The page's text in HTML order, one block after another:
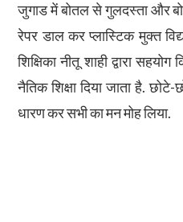
जुगाड में बोतल से गुलदस्ता और
रेपर डाल कर प्लास्टिक मुक्त
शिक्षिका नीतू शाही द्वारा
नैतिक शिक्षा दिया जाता है.
धारण कर सभी का मन मोह लिया.